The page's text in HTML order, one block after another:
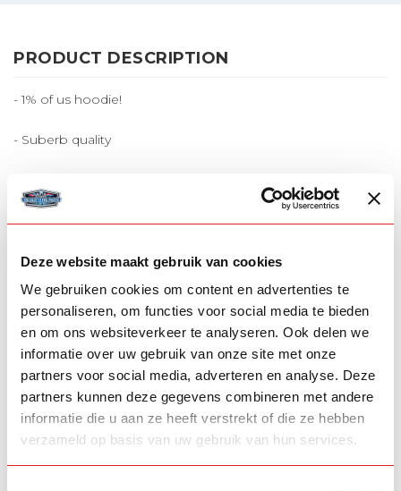
Deze website maakt gebruik van cookies
We gebruiken cookies om content en advertenties te
personaliseren, om functies voor social media te bieden
en om ons websiteverkeer te analyseren. Ook delen we
informatie over uw gebruik van onze site met onze
partners voor social media, adverteren en analyse. Deze
partners kunnen deze gegevens combineren met andere
informatie die u aan ze heeft verstrekt of die ze hebben
verzameld op basis van uw gebruik van hun services.
PRODUCT DESCRIPTION
- 1% of us hoodie!
- Suberb quality
- Sizes are a bit small so don't buy too small
RELATED PRODUCTS
Melonlight with glass lens
In stock
€39,00
LUHMI
Amglos aluminum polish €29,00